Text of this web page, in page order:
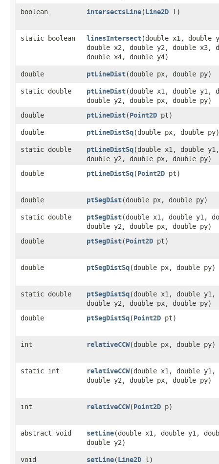
boolean intersectsLine​(Line2D l)
static boolean linesIntersect​(double x1, double
double x2, double y2, double x3,
double x4, double y4)
double ptLineDist​(double px, double py)
static double ptLineDist​(double x1, double y1,
double y2, double px, double py)
double
ptLineDist​(Point2D pt)
double ptLineDistSq​(double px, double py)
static double ptLineDistSq​(double x1, double
double y2, double px, double py)
double
ptLineDistSq​(Point2D pt)
double ptSegDist​(double px, double py)
static double ptSegDist​(double x1, double y1,
double y2, double px, double py)
double
ptSegDist​(Point2D pt)
double ptSegDistSq​(double px, double py)
static double ptSegDistSq​(double x1, double y1,
double y2, double px, double py)
double
ptSegDistSq​(Point2D pt)
int relativeCCW​(double px, double py)
static int relativeCCW​(double x1, double y1,
double y2, double px, double py)
int relativeCCW​(Point2D p)
abstract void setLine​(double x1, double y1,
double y2)
void setLine​(Line2D l)